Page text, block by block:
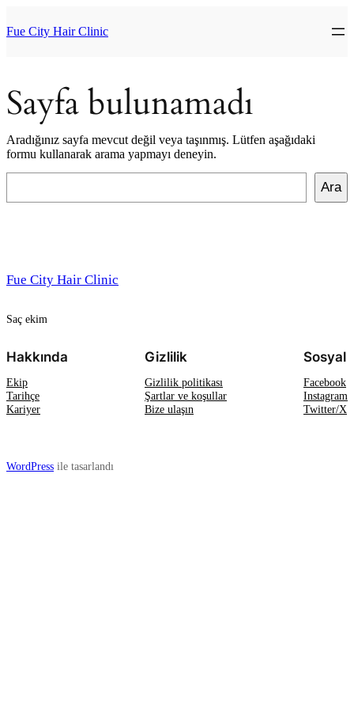
geç
Fue City Hair Clinic
Sayfa bulunamadı
Aradığınız sayfa mevcut değil veya taşınmış. Lütfen aşağıdaki
formu kullanarak arama yapmayı deneyin.
Ara
Fue City Hair Clinic
Saç ekim
Hakkında
Ekip
Tarihçe
Kariyer
Gizlilik
Gizlilik politikası
Şartlar ve koşullar
Bize ulaşın
Sosyal
Facebook
Instagram
Twitter/X
WordPress ile tasarlandı